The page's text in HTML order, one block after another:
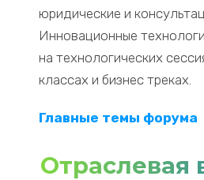
юридические и
Инновационные
на технологических
классах и бизнес треках.
Главные темы форума
Отраслевая